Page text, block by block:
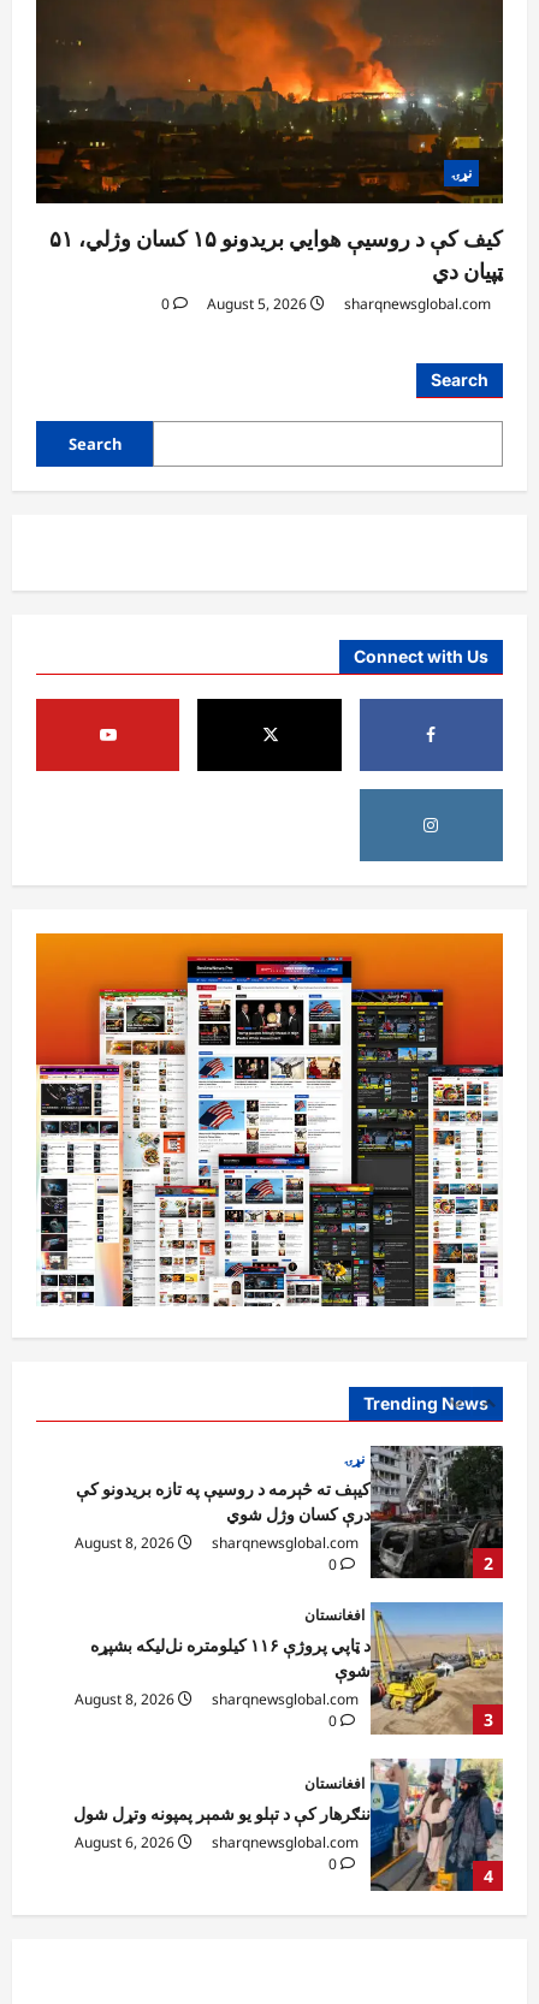
نړۍ
کیف کې د روسیې هوايي بریدونو ۱۵ کسان وژلي، ۵۱
ټپیان دي
sharqnewsglobal.com
0
Search
Search
Connect with Us
Trending News
3
افغانستان
0
افغانستان
ننګرهار کې د تېلو یو شمېر پمپونه وتړل شول
sharqnewsglobal.com
August 6, 2026
0
5
افغانستان
ټولګټو وزارت: قیصار ـ لامان سړک رغنیزې
چارې په بېلابېلو برخو کې روانې دي
sharqnewsglobal.com
August 6, 2026
0
افغانستان
پاکستان له افغانستان سره د سوداګرۍ او
ټرانزیټ لارې بېرته پرانیزي
sharqnewsglobal.com
August 8, 2026
2
درې کسان وژل شوي
sharqnewsglobal.com
August 8, 2026
0
3
افغانستان
شوې
sharqnewsglobal.com
August 8, 2026
0
4
sharqnewsglobal.com
0
ټولګټو وزارت: قیصار ـ لامان سړک رغنیزې